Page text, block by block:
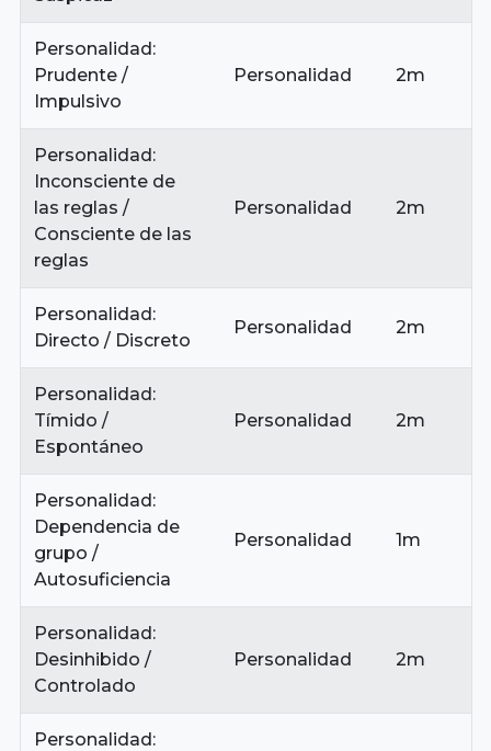
Personalidad:
Prudente /
Impulsivo
Personalidad 2m
Personalidad:
Inconsciente de
las reglas /
Consciente de las
reglas
Personalidad 2m
Personalidad:
Directo / Discreto
Personalidad 2m
Personalidad:
Tímido /
Espontáneo
Personalidad 2m
Personalidad:
Dependencia de
grupo /
Autosuficiencia
Personalidad 1m
Personalidad:
Desinhibido /
Controlado
Personalidad 2m
Personalidad: